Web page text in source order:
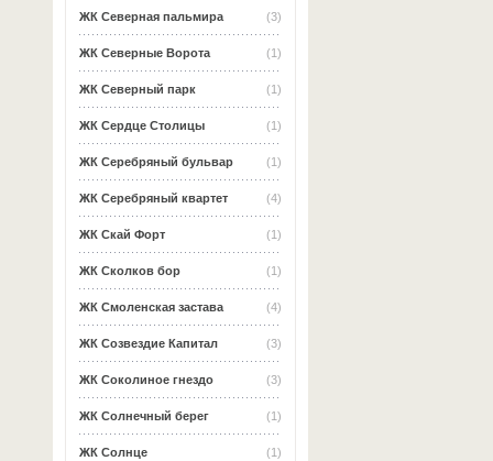
(3)
ЖК Северная пальмира
(1)
ЖК Северные Ворота
(1)
ЖК Северный парк
(1)
ЖК Сердце Столицы
(1)
ЖК Серебряный бульвар
(4)
ЖК Серебряный квартет
(1)
ЖК Скай Форт
(1)
ЖК Сколков бор
(4)
ЖК Смоленская застава
(3)
ЖК Созвездие Капитал
(3)
ЖК Соколиное гнездо
(1)
ЖК Солнечный берег
(1)
ЖК Солнце